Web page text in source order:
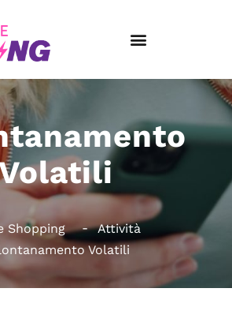
Shopping
Attività
Volatili